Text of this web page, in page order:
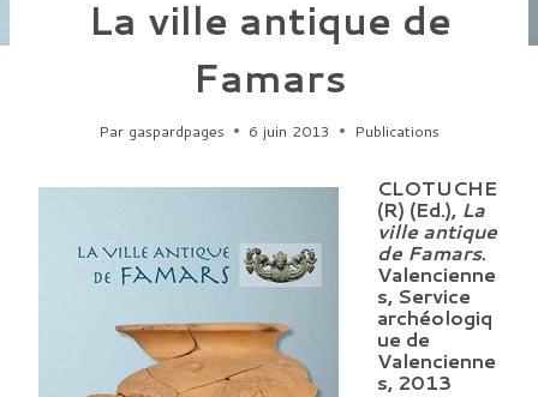
La ville antique de
Famars
Par gaspardpages 6 juin 2013 Publications
CLOTUCHE
(R) (Ed.), La
ville antique
de Famars.
Valencienne
s, Service
archéologiq
ue de
Valencienne
s, 2013